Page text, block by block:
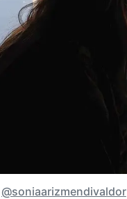
@soniaarizmendivaldor